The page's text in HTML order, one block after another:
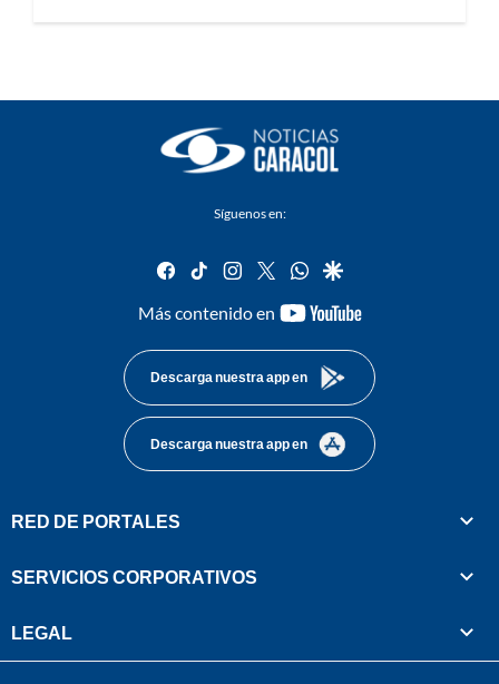
Síguenos en:
facebook
tiktok instagram
twitterwhatsapp
google
Más contenido en
youtube-
Descarga nuestra app en
Descarga nuestra app en
RED DE PORTALES
SERVICIOS CORPORATIVOS
LEGAL